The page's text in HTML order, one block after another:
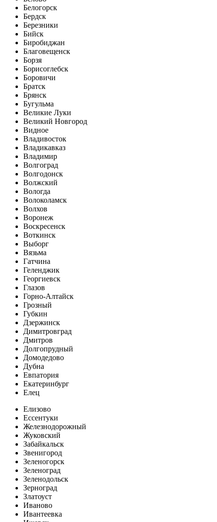
Белогорск
Бердск
Березники
Бийск
Биробиджан
Благовещенск
Борзя
Борисоглебск
Боровичи
Братск
Брянск
Бугульма
Великие Луки
Великий Новгород
Видное
Владивосток
Владикавказ
Владимир
Волгоград
Волгодонск
Волжский
Вологда
Волоколамск
Волхов
Воронеж
Воскресенск
Воткинск
Выборг
Вязьма
Гатчина
Геленджик
Георгиевск
Глазов
Горно-Алтайск
Грозный
Губкин
Дзержинск
Димитровград
Дмитров
Долгопрудный
Домодедово
Дубна
Евпатория
Екатеринбург
Елец
Елизово
Ессентуки
Железнодорожный
Жуковский
Забайкальск
Звенигород
Зеленогорск
Зеленоград
Зеленодольск
Зерноград
Златоуст
Иваново
Ивантеевка